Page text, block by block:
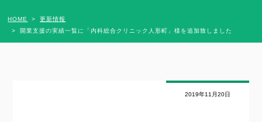
HOME
更新情報
開業支援の実績一覧に「内科総合クリニック人形町」様を追加致しました
2019年11月20日